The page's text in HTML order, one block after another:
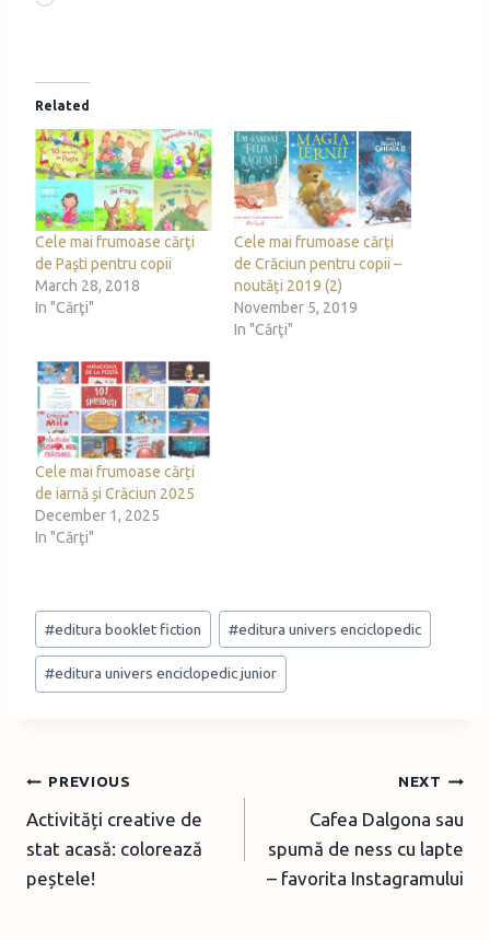
d
i
n
g
…
Related
Cele mai frumoase cărţi
de Paşti pentru copii
March 28, 2018
In "Cărţi"
Cele mai frumoase cărți
de Crăciun pentru copii –
noutăți 2019 (2)
November 5, 2019
In "Cărţi"
Cele mai frumoase cărți
de iarnă și Crăciun 2025
December 1, 2025
In "Cărţi"
Post
Tags:
#editura booklet fiction #editura univers enciclopedic
#editura univers enciclopedic junior
Post
navigation
PREVIOUS
Activități creative de
stat acasă: colorează
peștele!
NEXT
Cafea Dalgona sau
spumă de ness cu lapte
– favorita Instagramului